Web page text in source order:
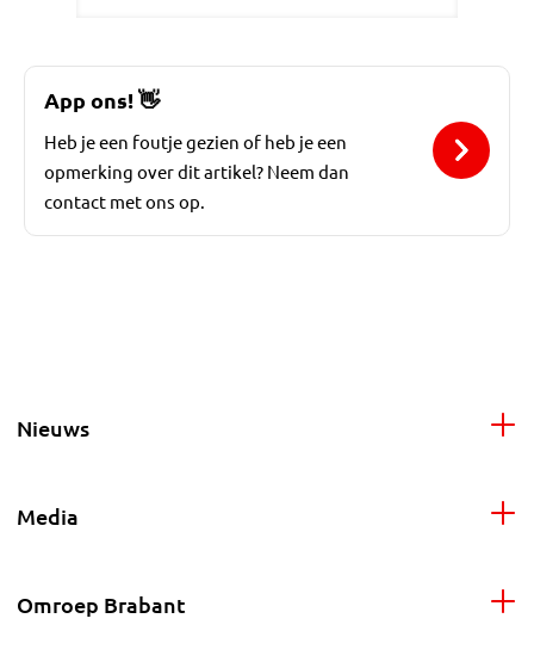
App ons! 👋
Heb je een foutje gezien of heb je een
opmerking over dit artikel? Neem dan
contact met ons op.
Nieuws
Media
Omroep Brabant